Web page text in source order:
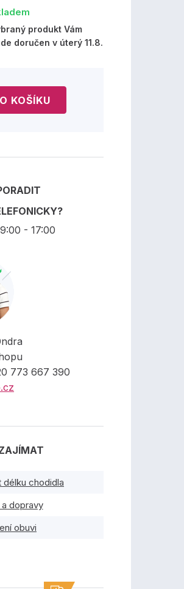
produkt Vám
doručen v úterý 11.8.
- 17:00
773 667 390
délku chodidla
dopravy
obuvi